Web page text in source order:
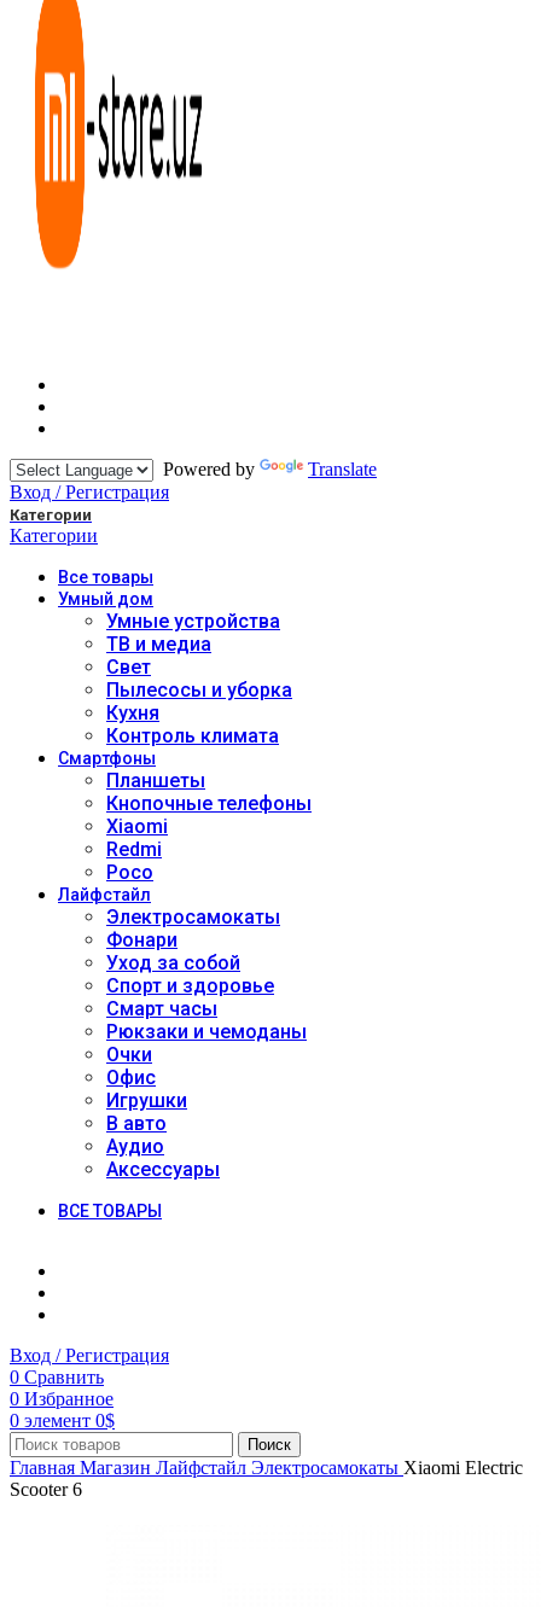
Powered by
Translate
Вход / Регистрация
Категории
Категории
Всетовары
Умный дом
Умные устройства
ТВ и медиа
Свет
Пылесосы и уборка
Кухня
Контроль климата
Смартфоны
Планшеты
Кнопочные телефоны
Xiaomi
Redmi
Poco
Лайфстайл
Электросамокаты
Фонари
Уход за собой
Спорт и здоровье
Смарт часы
Рюкзаки и чемоданы
Очки
Офис
Игрушки
В авто
Аудио
Аксессуары
ВСЕ ТОВАРЫ
Вход / Регистрация
0 Сравнить
0 Избранное
0 элемент 0$
Поиск
Главная Магазин Лайфстайл Электросамокаты Xiaomi Electric
Scooter 6